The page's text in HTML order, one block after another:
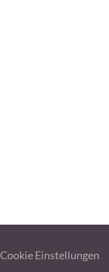
Cookie Einstellungen